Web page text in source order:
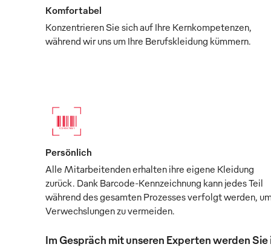
Komfortabel
Konzentrieren Sie sich auf Ihre Kernkompetenzen,
während wir uns um Ihre Berufskleidung kümmern.
Persönlich
Alle Mitarbeitenden erhalten ihre eigene Kleidung
zurück. Dank Barcode-Kennzeichnung kann jedes Teil
während des gesamten Prozesses verfolgt werden,
Verwechslungen zu vermeiden.
Im Gespräch mit unseren Experten werden